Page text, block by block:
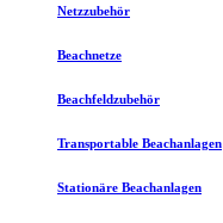
Netzzubehör
Beachnetze
Beachfeldzubehör
Transportable Beachanlagen
Stationäre Beachanlagen